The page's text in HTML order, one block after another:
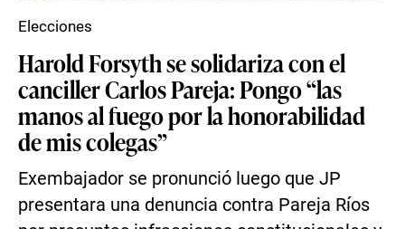
Harold Forsyth se solidariza con el
canciller Carlos Pareja: Pongo “las
manos al fuego por la honorabilidad
de mis colegas”
Exembajador se pronunció luego que JP
presentara una denuncia contra Pareja Ríos
Elecciones